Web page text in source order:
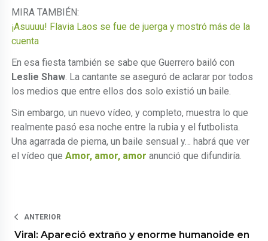
MIRA TAMBIÉN:
¡Asuuuu! Flavia Laos se fue de juerga y mostró más de la
cuenta
En esa fiesta también se sabe que Guerrero bailó con
Leslie Shaw . La cantante se aseguró de aclarar por todos
los medios que entre ellos dos solo existió un baile.
Sin embargo, un nuevo vídeo, y completo, muestra lo que
realmente pasó esa noche entre la rubia y el futbolista.
Una agarrada de pierna, un baile sensual y… habrá que ver
el vídeo queAmor, amor, amor anunció que difundiría.
ANTERIOR
Viral: Apareció extraño y enorme humanoide en